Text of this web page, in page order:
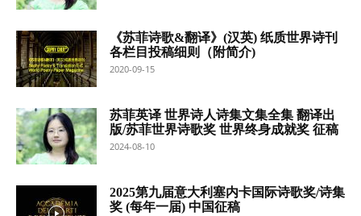
《苏菲诗歌&翻译》(汉英) 纸质世界诗刊
各栏目投稿细则（附简介)
2020-09-15
苏菲英译 世界诗人诗集文集全集 翻译出
版/苏菲世界诗歌奖 世界终身成就奖 征稿
2024-08-10
2025第九届意大利塞内卡国际诗歌奖/诗集
奖 (每年一届) 中国征稿